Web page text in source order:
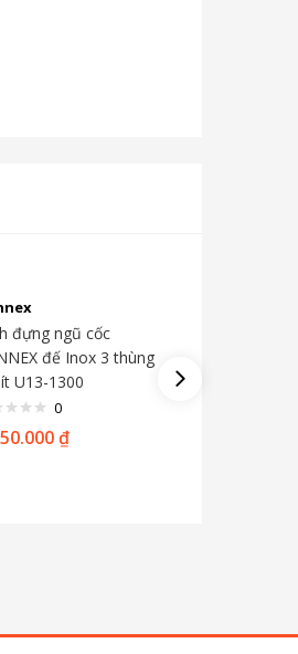
đựng ngũ cốc
đế Inox 3 thùng
U13-1300
0
₫